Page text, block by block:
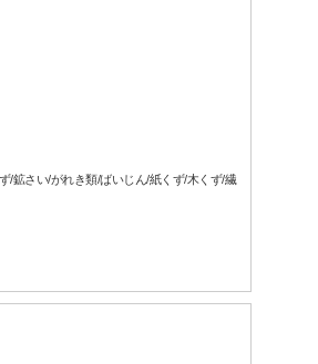
/鉱さい/がれき類/ばいじん/紙くず/木くず/繊